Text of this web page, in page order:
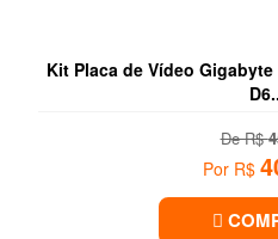
Kit Placa de Vídeo Gigabyte
De R$
Por R$